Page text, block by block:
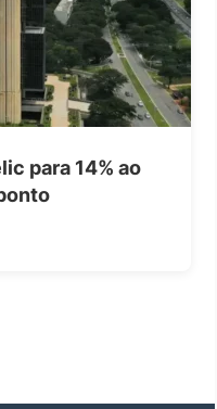
para 14% ao